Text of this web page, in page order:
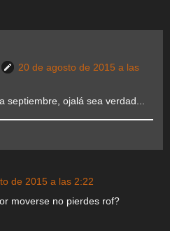
20 de agosto de 2015 a las
septiembre, ojalá sea verdad...
de 2015 a las 2:22
moverse no pierdes rof?